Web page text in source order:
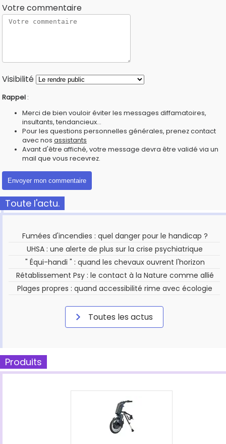
Votre commentaire
Visibilité
Rappel :
Merci de bien vouloir éviter les messages diffamatoires,
insultants, tendancieux...
Pour les questions personnelles générales, prenez contact
avec nos assistants
Avant d'être affiché, votre message devra être validé via un
mail que vous recevrez.
Toute l'actu.
Fumées d'incendies : quel danger pour le handicap ?
UHSA : une alerte de plus sur la crise psychiatrique
" Équi-handi " : quand les chevaux ouvrent l'horizon
Rétablissement Psy : le contact à la Nature comme allié
Plages propres : quand accessibilité rime avec écologie
Toutes les actus
Produits